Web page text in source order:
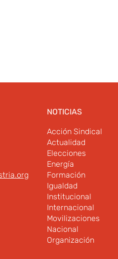
NOTICIAS
Acción Sindical
Actualidad
Elecciones
Energía
Formación
Igualdad
Institucional
Internacional
Movilizaciones
Nacional
Organización